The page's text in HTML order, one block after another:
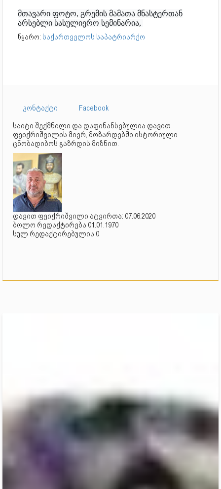
მთავარი ფოტო, გრემის მამათა მნასტერთან
არსებლი სასულიერო სემინარია,
წყარო: საქართველოს საპატრიარქო
კონტაქტი
Facebook
საიტი შექმნილი და დაფინანსებულია დავით
ფეიქრიშვილის მიერ, მოზარდებში ისტორიული
ცნობადიბოს გაზრდის მიზნით.
დავით ფეიქრიშვილი ატვირთა: 07.06.2020
ბოლო რედაქტირება 01.01.1970
სულ რედაქტირებულია 0